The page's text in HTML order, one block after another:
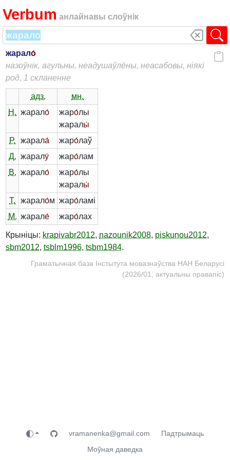
Verbum анлайнавы слоўнік
жарало́
назоўнік, агульны, неадушаўлёны, неасабовы, ніякі
род, 1 скланенне
адз.
мн.
Н. жарало́ жаро́лы
жаралы́
Р.
жарала́ жаро́лаў
Д. жаралу́ жаро́лам
В. жарало́ жаро́лы
жаралы́
Т.
жарало́м жаро́ламі
М. жарале́ жаро́лах
Крыніцы: krapivabr2012, nazounik2008, piskunou2012,
sbm2012, tsblm1996, tsbm1984.
Граматычная база Інстытута мовазнаўства НАН Беларусі
(2026/01, актуальны правапіс)
vramanenka@gmail.com
Падтрымаць
Моўная даведка